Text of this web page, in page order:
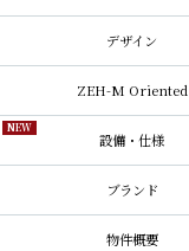
デザイン
ZEH-M Oriented
設備・仕様
NEW
ブランド
物件概要